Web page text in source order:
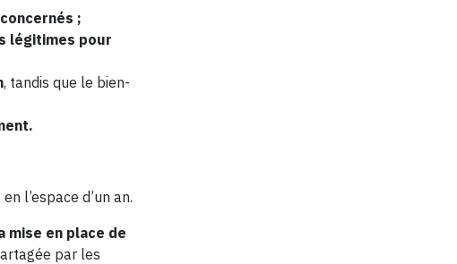
;
légitimes pour
, tandis que le bien-
l’espace d’un an.
mise en place de
par les